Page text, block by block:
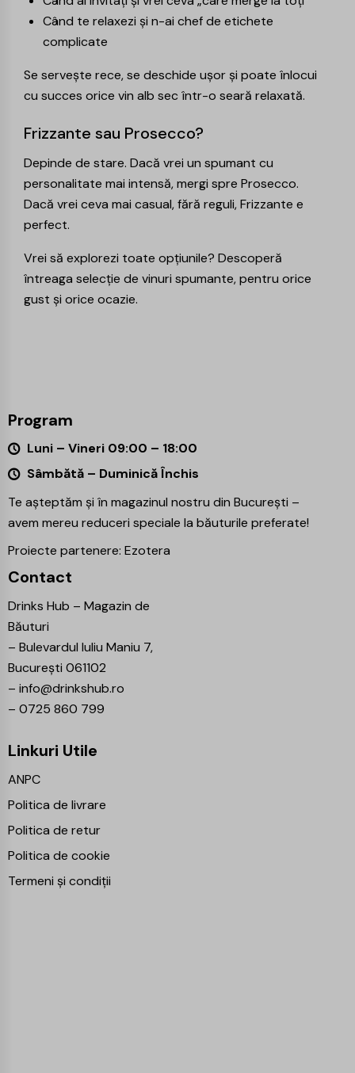
Când te relaxezi și n-ai chef de etichete
complicate
Se servește rece, se deschide ușor și poate înlocui
cu succes orice vin alb sec într-o seară relaxată.
Frizzante sau Prosecco?
Depinde de stare. Dacă vrei un spumant cu
personalitate mai intensă, mergi spre Prosecco.
Dacă vrei ceva mai casual, fără reguli, Frizzante e
perfect.
Vrei să explorezi toate opțiunile? Descoperă
întreaga selecție de vinuri spumante, pentru orice
gust și orice ocazie.
Program
Luni – Vineri 09:00 – 18:00
Sâmbătă – Duminică Închis
Te așteptăm și în magazinul nostru din București –
avem mereu reduceri speciale la băuturile preferate!
Proiecte partenere: Ezotera
Contact
Drinks Hub – Magazin de
Băuturi
– Bulevardul Iuliu Maniu 7,
București 061102
– info@drinkshub.ro
– 0725 860 799
Linkuri Utile
ANPC
Politica de livrare
Politica de retur
Politica de cookie
Termeni și condiții